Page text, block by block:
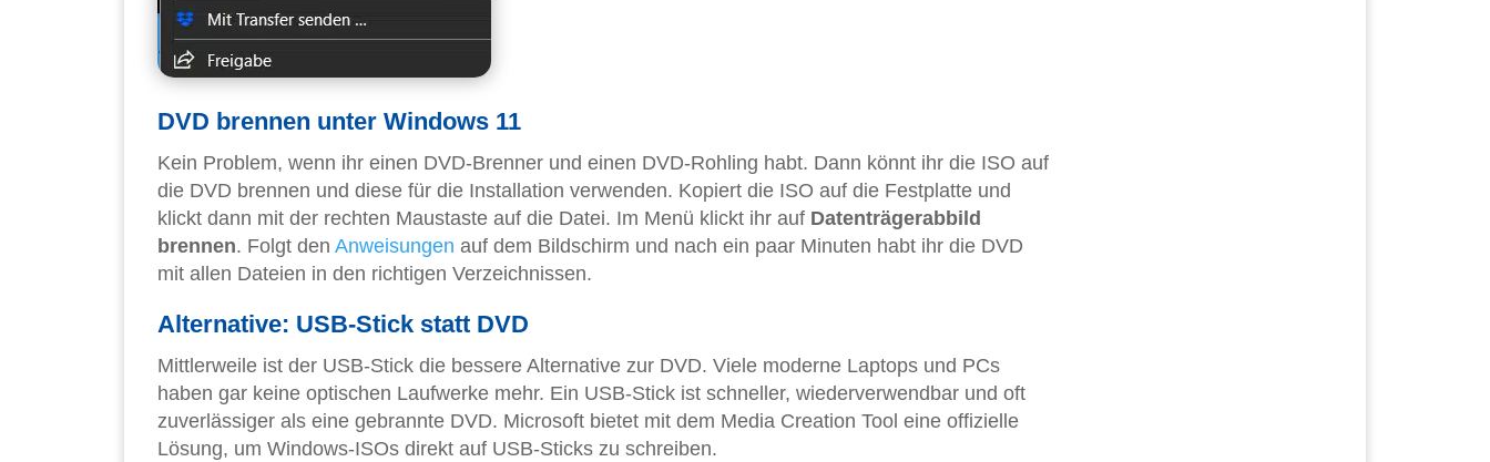
DVD brennen unter Windows 11
Kein Problem, wenn ihr einen DVD-Brenner und einen DVD-Rohling habt. Dann könnt ihr die ISO auf
die DVD brennen und diese für die Installation verwenden. Kopiert die ISO auf die Festplatte und
klickt dann mit der rechten Maustaste auf die Datei. Im Menü klickt ihr auf Datenträgerabbild
brennen. Folgt den Anweisungen auf dem Bildschirm und nach ein paar Minuten habt ihr die DVD
mit allen Dateien in den richtigen Verzeichnissen.
Alternative: USB-Stick statt DVD
Mittlerweile ist der USB-Stick die bessere Alternative zur DVD. Viele moderne Laptops und PCs
haben gar keine optischen Laufwerke mehr. Ein USB-Stick ist schneller, wiederverwendbar und oft
zuverlässiger als eine gebrannte DVD. Microsoft bietet mit dem Media Creation Tool eine offizielle
Lösung, um Windows-ISOs direkt auf USB-Sticks zu schreiben.